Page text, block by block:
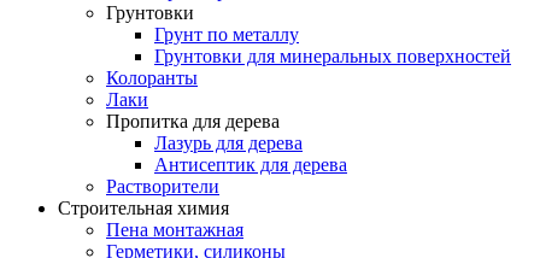
Грунтовки
Грунт по металлу
Грунтовки для минеральных поверхностей
Колоранты
Лаки
Пропитка для дерева
Лазурь для дерева
Антисептик для дерева
Растворители
Строительная химия
Пена монтажная
Герметики, силиконы